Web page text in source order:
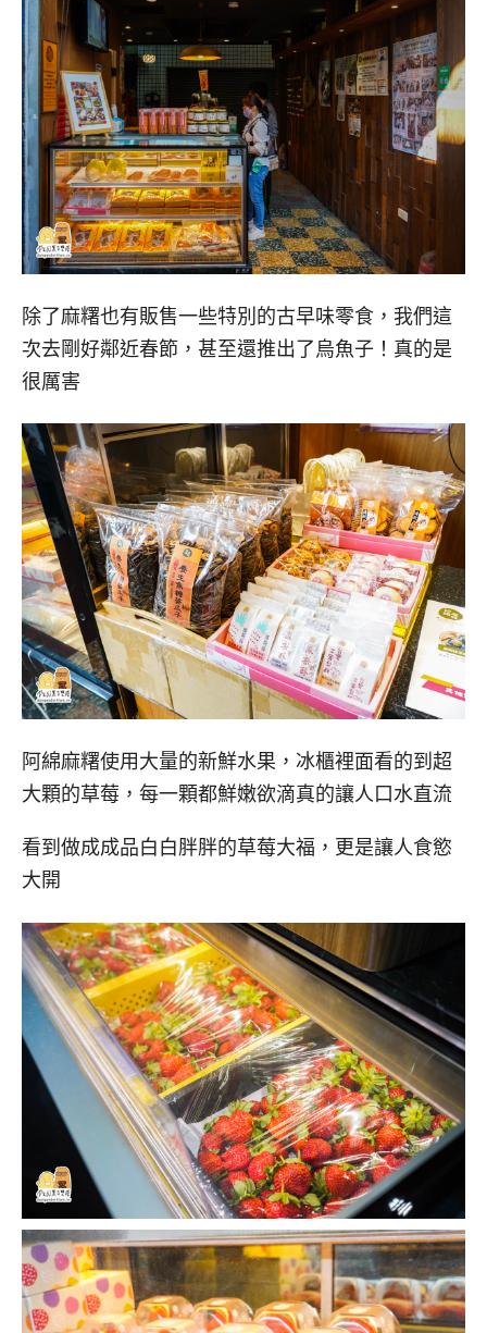
除了麻糬也有販售一些特別的古早味零食，我們這
次去剛好鄰近春節，甚至還推出了烏魚子！真的是
很厲害
阿綿麻糬使用大量的新鮮水果，冰櫃裡面看的到超
大顆的草莓，每一顆都鮮嫩欲滴真的讓人口水直流
看到做成成品白白胖胖的草莓大福，更是讓人食慾
大開